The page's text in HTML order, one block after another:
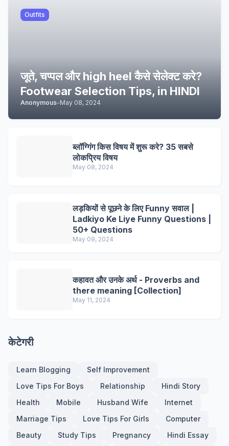
Outfits
जूते, चप्पल और high heel कैसे सेलेक्ट करे?
Footwear Selection Tips, in HINDI
Anonymous-May 08, 2024
ब्लॉग्गिंग किस विषय में शुरू करे? 35 सबसे
लोकप्रिय विषय
May 08, 2024
लड़कियों से पूछने के लिए Funny सवाल |
Ladkiyo Ke Liye Funny Questions |
50+ Questions
May 09, 2024
कहावत और उनके अर्थ - Proverbs and
there meaning [Collection]
May 11, 2024
केटेगरी
Learn Blogging
Self Improvement
Love Tips For Boys
Relationship
Hindi Story
Health
Mobile Husband Wife
Internet
Marriage Tips
Love Tips For Girls
Computer
Beauty
Study Tips Pregnancy
Hindi Essay